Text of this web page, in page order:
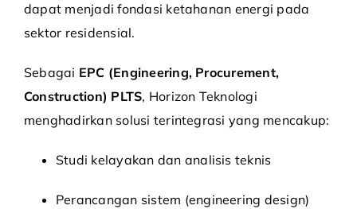
dapat menjadi fondasi ketahanan energi pada
sektor residensial.
Sebagai EPC (Engineering, Procurement,
Construction) PLTS, Horizon Teknologi
menghadirkan solusi terintegrasi yang mencakup:
Studi kelayakan dan analisis teknis
Perancangan sistem (engineering design)